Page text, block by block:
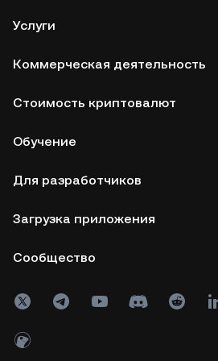
поскольку все больше
интегрируют эту
использования.
Услуги
Коммерческая деятельность
Стоимость криптовалют
Обучение
Для разработчиков
Загрузка приложения
Сообщество